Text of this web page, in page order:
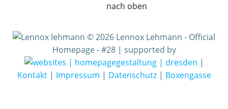
nach oben
© 2026 Lennox Lehmann - Official
Homepage - #28 | supported by
|
Kontakt| Impressum | Datenschutz| Boxengasse